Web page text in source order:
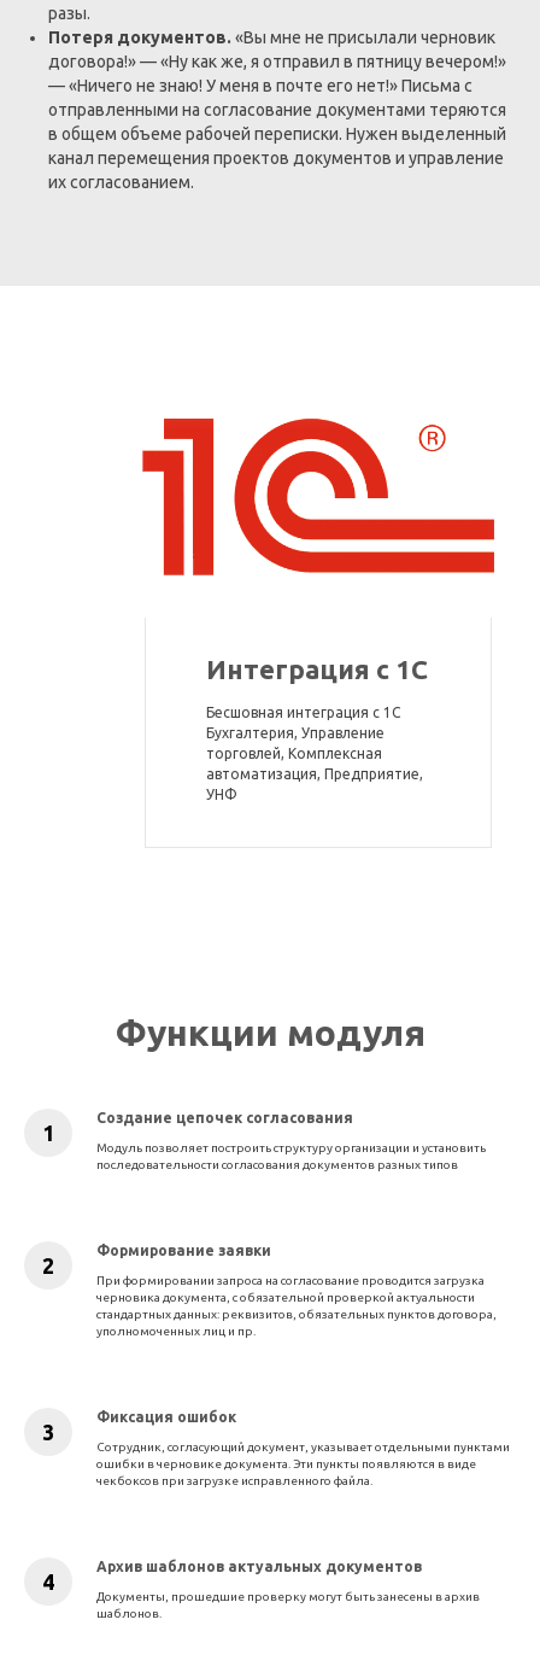
разы.
Потеря документов. «Вы мне не присылали черновик
договора!» — «Ну как же, я отправил в пятницу вечером!»
— «Ничего не знаю! У меня в почте его нет!» Письма с
отправленными на согласование документами теряются
в общем объеме рабочей переписки. Нужен выделенный
канал перемещения проектов документов и управление
их согласованием.
Интеграция с 1С
Бесшовная интеграция с 1С
Бухгалтерия, Управление
торговлей, Комплексная
автоматизация, Предприятие,
УНФ
Функции модуля
Создание цепочек согласования
Модуль позволяет построить структуру организации и установить
последовательности согласования документов разных типов
Формирование заявки
При формировании запроса на согласование проводится загрузка
черновика документа, с обязательной проверкой актуальности
стандартных данных: реквизитов, обязательных пунктов договора,
уполномоченных лиц и пр.
Фиксация ошибок
Сотрудник, согласующий документ, указывает отдельными пунктами
ошибки в черновике документа. Эти пункты появляются в виде
чекбоксов при загрузке исправленного файла.
Архив шаблонов актуальных документов
Документы, прошедшие проверку могут быть занесены в архив
шаблонов.